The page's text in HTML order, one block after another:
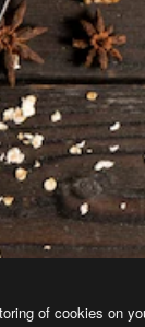
of cookies on